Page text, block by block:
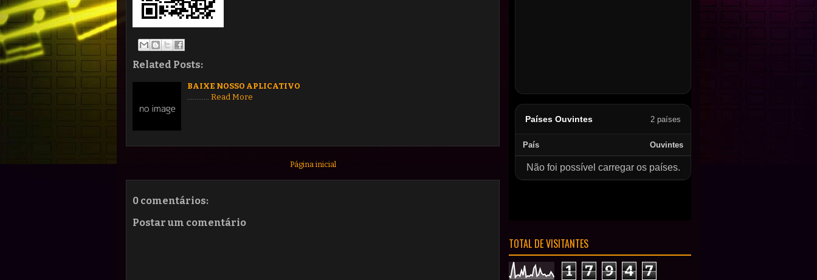
Related Posts:
BAIXE NOSSO APLICATIVO
Read More
Página inicial
0 comentários:
Postar um comentário
TOTAL DE VISITANTES
1 7 9 4 7